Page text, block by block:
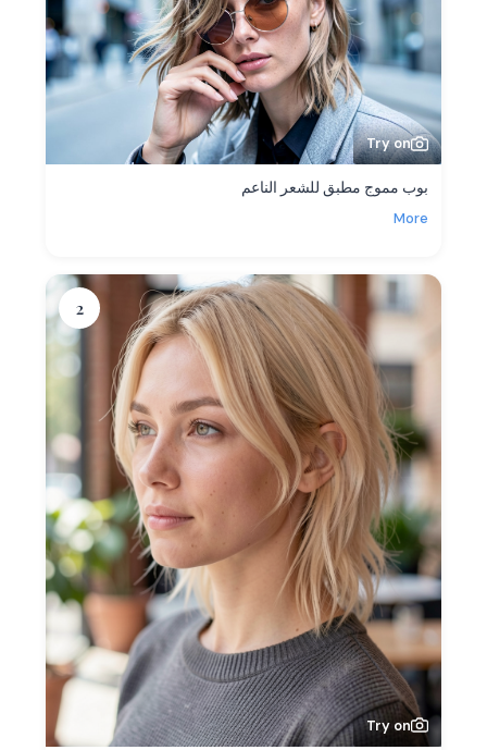
Try on
بوب مموج مطبق للشعر الناعم
More
2
Try on